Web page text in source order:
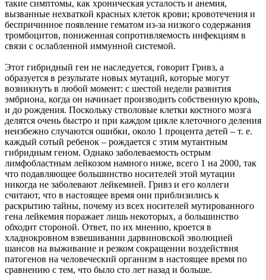
такие симптомы, как хроническая усталость и анемия,
вызванные нехваткой красных клеток крови; кровотечения и
беспричинное появление гематом из-за низкого содержания
тромбоцитов, пониженная сопротивляемость инфекциям в
связи с ослабленной иммунной системой.
Этот гибридный ген не наследуется, говорит Гривз, а
образуется в результате новых мутаций, которые могут
возникнуть в любой момент: с шестой недели развития
эмбриона, когда он начинает производить собственную кровь,
и до рождения. Поскольку стволовые клетки костного мозга
делятся очень быстро и при каждом цикле клеточного деления
неизбежно случаются ошибки, около 1 процента детей – т. е.
каждый сотый ребенок – рождается с этим мутантным
гибридным геном. Однако заболеваемость острым
лимфобластным лейкозом намного ниже, всего 1 на 2000, так
что подавляющее большинство носителей этой мутации
никогда не заболевают лейкемией. Гривз и его коллеги
считают, что в настоящее время они приблизились к
раскрытию тайны, почему из всех носителей мутированного
гена лейкемия поражает лишь некоторых, а большинство
обходит стороной. Ответ, по их мнению, кроется в
хладнокровном взвешивании дарвиновской эволюцией
шансов на выживание и резком сокращении воздействия
патогенов на человеческий организм в настоящее время по
сравнению с тем, что было сто лет назад и больше.